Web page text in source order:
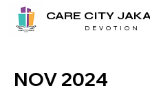
CARE CITY
D E V O T I O N
NOV 2024